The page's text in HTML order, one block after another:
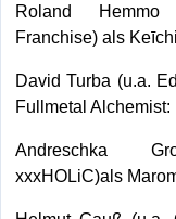
Roland
Franchise) als
David Turba (u.a.
Fullmetal
Andreschka
xxxHOLiC)als